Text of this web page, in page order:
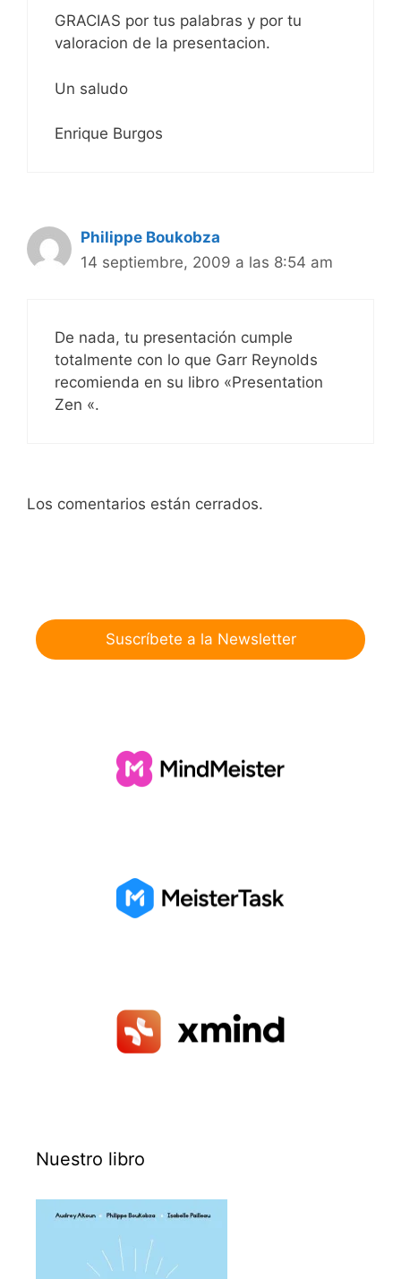
GRACIAS por tus palabras y por tu
valoracion de la presentacion.
Un saludo
Enrique Burgos
Philippe Boukobza
14 septiembre, 2009 a las 8:54 am
De nada, tu presentación cumple
totalmente con lo que Garr Reynolds
recomienda en su libro «Presentation
Zen «.
Los comentarios están cerrados.
Suscríbete a la Newsletter
Nuestro libro